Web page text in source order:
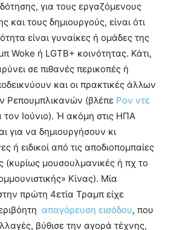
για τους εργαζόμενους
και τους δημιουργούς, είναι ότι
είναι γυναίκες ή ομάδες της
Woke ή LGTB+ κοινότητας. Κάτι,
σε πιθανές περικοπές ή
και οι πρακτικές άλλων
Ρεπουμπλικανών (βλέπε Ρον ντε
τον Ιούνιο). Ή ακόμη στις ΗΠΑ
για να δημιουργήσουν κι
ή ειδικοί από τις αποδιοπομπαίες
(κυρίως μουσουλμανικές ή πχ το
Κίνας). Μία
πρώτη 4ετία Τραμπ είχε
απαγόρευση εισόδου, που
βύθισε την αγορά τέχνης,